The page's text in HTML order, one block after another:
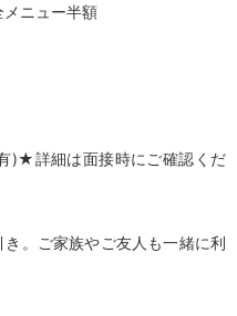
ニュー半額
)★詳細は面接時にご確認くだ
。ご家族やご友人も一緒に利